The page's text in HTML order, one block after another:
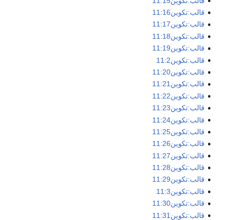
قالب:تكوين11:16
قالب:تكوين11:17
قالب:تكوين11:18
قالب:تكوين11:19
قالب:تكوين11:2
قالب:تكوين11:20
قالب:تكوين11:21
قالب:تكوين11:22
قالب:تكوين11:23
قالب:تكوين11:24
قالب:تكوين11:25
قالب:تكوين11:26
قالب:تكوين11:27
قالب:تكوين11:28
قالب:تكوين11:29
قالب:تكوين11:3
قالب:تكوين11:30
قالب:تكوين11:31